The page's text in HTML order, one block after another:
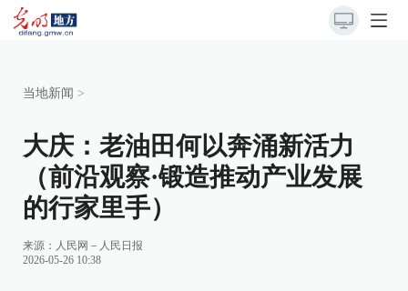
当地新闻 >
大庆：老油田何以奔涌新活力
（前沿观察·锻造推动产业发展
的行家里手）
来源： 人民网－人民日报
2026-05-26 10:38